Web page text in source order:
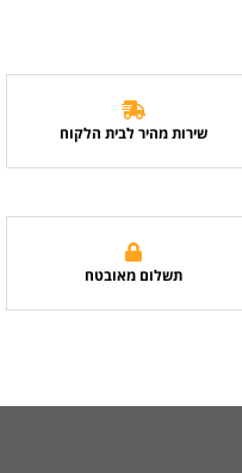
שירות מהיר לבית הלקוח
תשלום מאובטח